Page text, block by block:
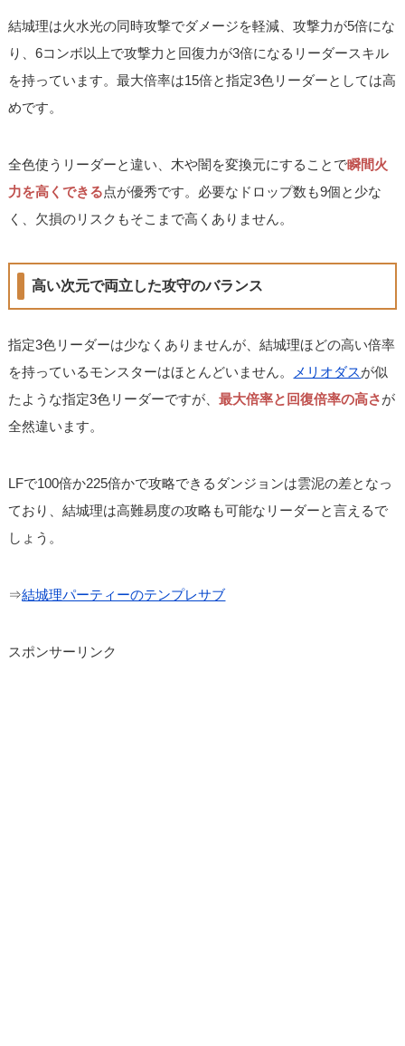
結城理は火水光の同時攻撃でダメージを軽減、攻撃力が5倍にな
り、6コンボ以上で攻撃力と回復力が3倍になるリーダースキル
を持っています。最大倍率は15倍と指定3色リーダーとしては高
めです。
全色使うリーダーと違い、木や闇を変換元にすることで瞬間火
力を高くできる点が優秀です。必要なドロップ数も9個と少な
く、欠損のリスクもそこまで高くありません。
高い次元で両立した攻守のバランス
指定3色リーダーは少なくありませんが、結城理ほどの高い倍率
を持っているモンスターはほとんどいません。
メリオダスが似
たような指定3色リーダーですが、最大倍率と回復倍率の高さが
全然違います。
LFで100倍か225倍かで攻略できるダンジョンは雲泥の差となっ
ており、結城理は高難易度の攻略も可能なリーダーと言えるで
しょう。
⇒結城理パーティーのテンプレサブ
スポンサーリンク